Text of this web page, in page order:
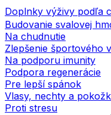
Doplnky výživy podľa
Budovanie svalovej
Na chudnutie
Zlepšenie športového
Na podporu imunity
Podpora regenerácie
Pre lepší spánok
Vlasy, nechty a
Proti stresu